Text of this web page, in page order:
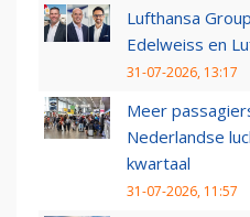
Lufthansa
Edelweiss en
31-07-2026, 13:17
Meer
Nederlandse
kwartaal
31-07-2026, 11:57